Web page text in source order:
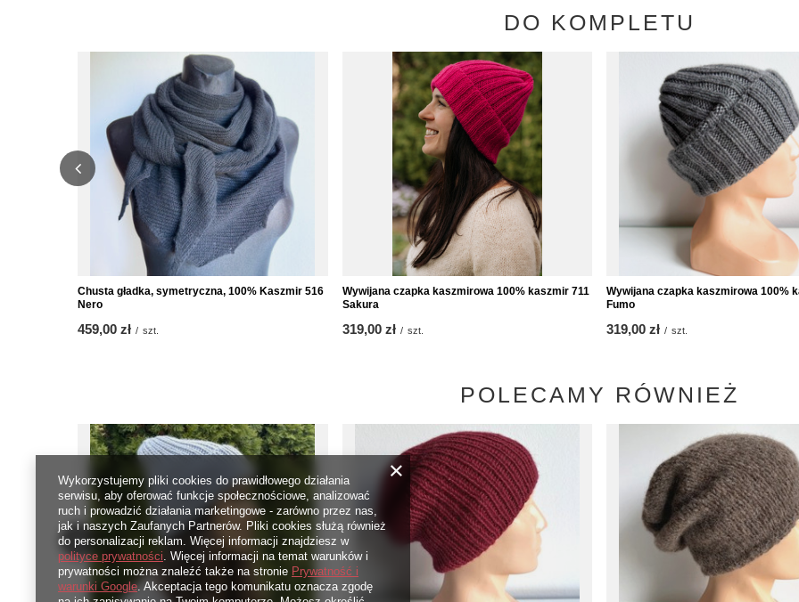
DO KOMPLETU
Chusta gładka, symetryczna, 100% Kaszmir 516
Nero
459,00 zł / szt.
Wywijana czapka kaszmirowa 100% kaszmir 711
Sakura
319,00 zł / szt.
Wywijana czapka kaszmirowa 100%
Fumo
319,00 zł / szt.
POLECAMY RÓWNIEŻ
Wykorzystujemy pliki cookies do prawidłowego działania
serwisu, aby oferować funkcje społecznościowe, analizować
ruch i prowadzić działania marketingowe - zarówno przez nas,
jak i naszych Zaufanych Partnerów. Pliki cookies służą również
do personalizacji reklam. Więcej informacji znajdziesz w
polityce prywatności. Więcej informacji na temat warunków i
prywatności można znaleźć także na stronie Prywatność i
warunki Google. Akceptacja tego komunikatu oznacza zgodę